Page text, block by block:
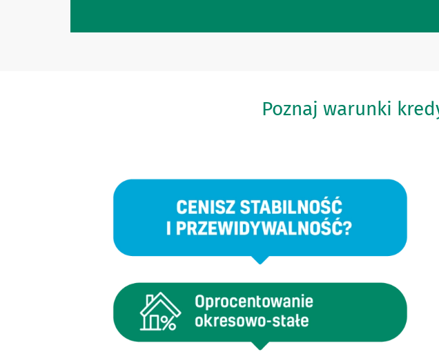
Poznaj warunki